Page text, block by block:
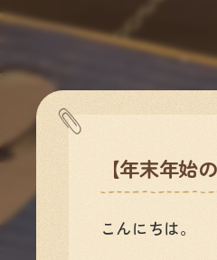
【年末年始
こんにちは。